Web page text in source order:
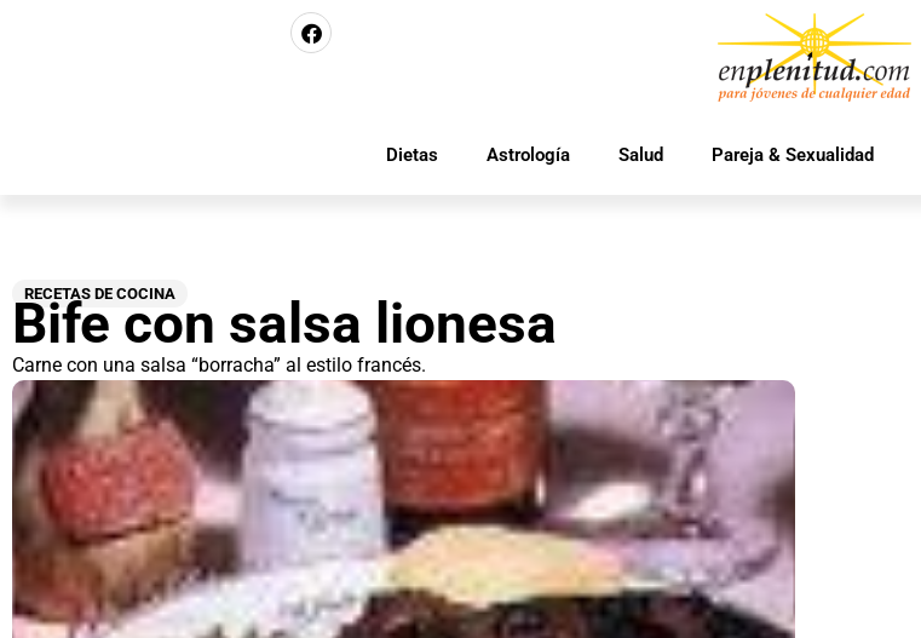
Dietas Astrología Salud Pareja & Sexualidad
RECETAS DE COCINA
Bife con salsa lionesa
Carne con una salsa “borracha” al estilo francés.